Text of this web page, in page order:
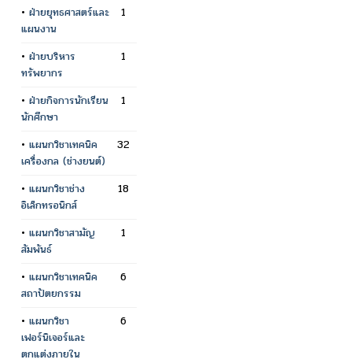
• ฝ่ายยุทธศาสตร์และ
แผนงาน
1
• ฝ่ายบริหาร
ทรัพยากร
1
• ฝ่ายกิจการนักเรียน
นักศึกษา
1
• แผนกวิชาเทคนิค
เครื่องกล (ช่างยนต์)
32
• แผนกวิชาช่าง
อิเล็กทรอนิกส์
18
• แผนกวิชาสามัญ
สัมพันธ์
1
• แผนกวิชาเทคนิค
สถาปัตยกรรม
6
• แผนกวิชา
เฟอร์นิเจอร์และ
ตกแต่งภายใน
6